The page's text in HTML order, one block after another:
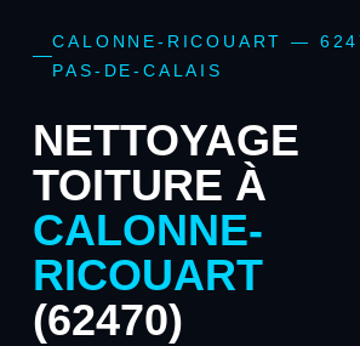
CALONNE-RICOUART —
PAS-DE-CALAIS
NETTOYAGE
TOITURE À
CALONNE-
RICOUART
(62470)